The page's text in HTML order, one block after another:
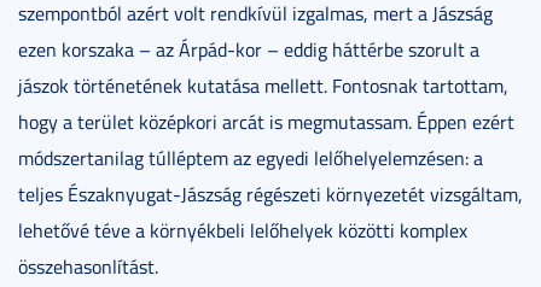
szempontból azért volt rendkívül izgalmas, mert a Jászság
ezen korszaka – az Árpád-kor – eddig háttérbe szorult a
jászok történetének kutatása mellett. Fontosnak tartottam,
hogy a terület középkori arcát is megmutassam. Éppen ezért
módszertanilag túlléptem az egyedi lelőhelyelemzésen: a
teljes Északnyugat-Jászság régészeti környezetét vizsgáltam,
lehetővé téve a környékbeli lelőhelyek közötti komplex
összehasonlítást.